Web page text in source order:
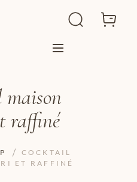
maison
raffiné
COCKTAIL
ET RAFFINÉ